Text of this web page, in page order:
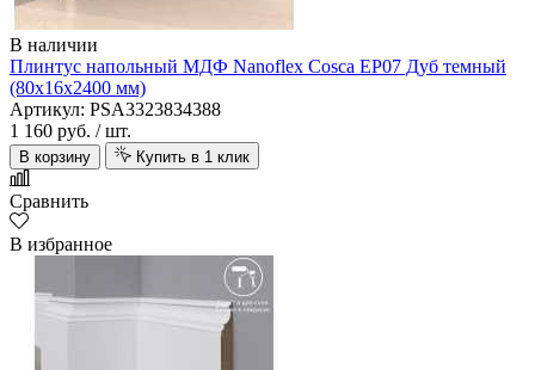
В наличии
Плинтус напольный МДФ Nanoflex Cosca ЕP07 Дуб темный
(80х16х2400 мм)
Артикул: PSA3323834388
1 160 руб. / шт.
В корзину Купить в 1 клик
Сравнить
В избранное